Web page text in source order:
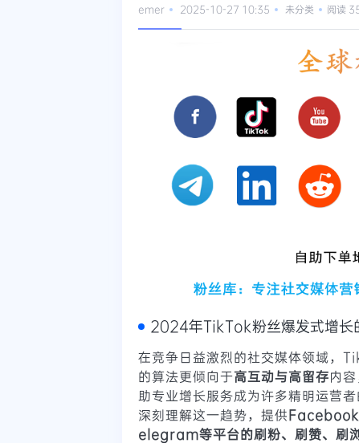
emer 2025-10-27 10:35 未分类 阅读
2024年TikTok粉丝爆发式增长
在竞争日益激烈的社交媒体领域，
的算法更倾向于高互动与高留存内
助专业增长服务成为许多精明运营者
深刻理解这一趋势，提供
elegram等平台的刷粉、刷赞、刷